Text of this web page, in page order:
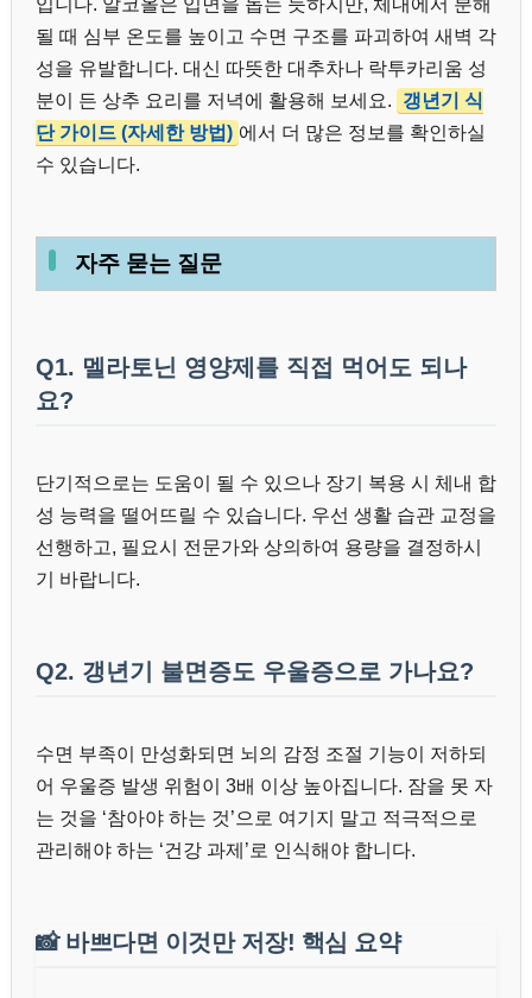
될 때 심부 온도를 높이고 수면 구조를 파괴하여 새벽 각
성을 유발합니다. 대신 따뜻한 대추차나 락투카리움 성
분이 든 상추 요리를 저녁에 활용해 보세요.
갱년기 식
단 가이드 (자세한 방법) 에서 더 많은 정보를 확인하실
수 있습니다.
자주 묻는 질문
Q1. 멜라토닌 영양제를 직접 먹어도 되나
요?
단기적으로는 도움이 될 수 있으나 장기 복용 시 체내 합
성 능력을 떨어뜨릴 수 있습니다. 우선 생활 습관 교정을
선행하고, 필요시 전문가와 상의하여 용량을 결정하시
기 바랍니다.
Q2. 갱년기 불면증도 우울증으로 가나요?
수면 부족이 만성화되면 뇌의 감정 조절 기능이 저하되
어 우울증 발생 위험이 3배 이상 높아집니다. 잠을 못 자
는 것을 ‘참아야 하는 것’으로 여기지 말고 적극적으로
관리해야 하는 ‘건강 과제’로 인식해야 합니다.
📸 바쁘다면 이것만 저장! 핵심 요약